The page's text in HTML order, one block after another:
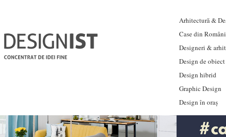
Arhitectură &
Case din
Designeri &
Design de obiect
Design hibrid
Graphic Design
Design în oraș